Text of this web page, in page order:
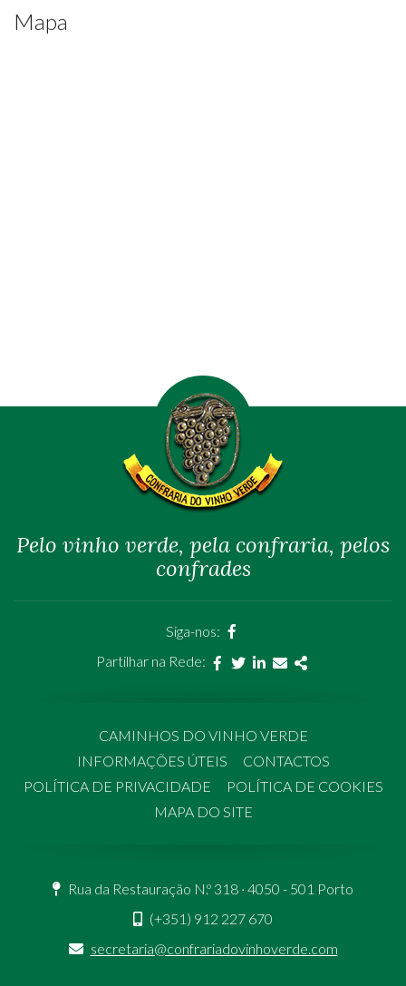
Mapa
Pelo vinho verde, pela confraria, pelos
confrades
Siga-nos:
Partilhar na Rede: Facebook
TwitterLinkedin
Email
CAMINHOS DO VINHO VERDE
INFORMAÇÕES ÚTEIS
CONTACTOS
POLÍTICA DE PRIVACIDADE
POLÍTICA DE COOKIES
MAPA DO SITE
Rua da Restauração N.º 318 · 4050 - 501 Porto
(+351) 912 227 670
secretaria@confrariadovinhoverde.com